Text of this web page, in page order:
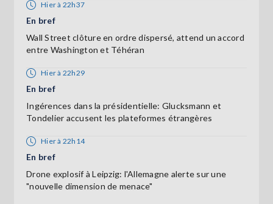
Hier à 22h37
En bref
Wall Street clôture en ordre dispersé, attend un accord
entre Washington et Téhéran
Hier à 22h29
En bref
Ingérences dans la présidentielle: Glucksmann et
Tondelier accusent les plateformes étrangères
Hier à 22h14
En bref
Drone explosif à Leipzig: l'Allemagne alerte sur une
"nouvelle dimension de menace"